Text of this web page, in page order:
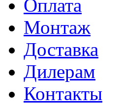
Оплата
Монтаж
Доставка
Дилерам
Контакты